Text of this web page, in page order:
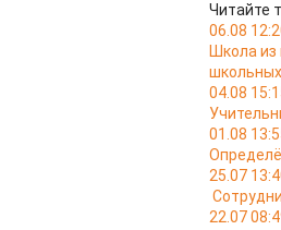
Читайте
06.08
Школа из
04.08
01.08
25.07
22.07